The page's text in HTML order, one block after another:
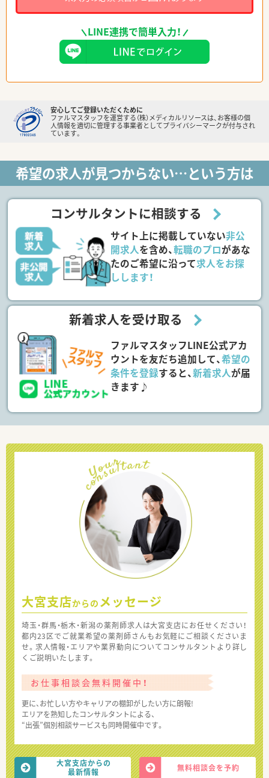
LINE連携で簡単入力！
安心してご登録いただくために
ファルマスタッフを運営する（株）メディカルリソースは、お客様の個
人情報を適切に管理する事業者としてプライバシーマークが付与され
ています。
希望の求人が見つからない…という方は
コンサルタントに相談する
サイト上に掲載していない非公
開求人を含め、転職のプロがあな
たのご希望に沿って求人をお探
しします！
新着求人を受け取る
ファルマスタッフLINE公式アカ
ウントを友だち追加して、希望の
条件を登録すると、新着求人が届
きます♪
大宮支店からの メッセージ
埼玉・群馬・栃木・新潟の薬剤師求人は大宮支店にお任せください！
都内23区でご就業希望の薬剤師さんもお気軽にご相談くださいま
せ。求人情報・エリアや業界動向についてコンサルタントより詳し
くご説明いたします。
お仕事相談会無料開催中！
更に、お忙しい方やキャリアの棚卸がしたい方に朗報!
エリアを熟知したコンサルタントによる、
“出張”個別相談サービスも同時開催中です。
大宮支店からの
最新情報
無料相談会を予約